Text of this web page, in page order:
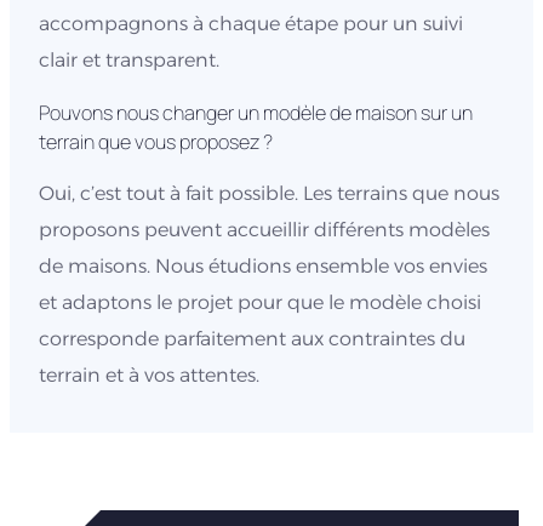
accompagnons à chaque étape pour un suivi
clair et transparent.
Pouvons nous changer un modèle de maison sur un
terrain que vous proposez ?
Oui, c’est tout à fait possible. Les terrains que nous
proposons peuvent accueillir différents modèles
de maisons. Nous étudions ensemble vos envies
et adaptons le projet pour que le modèle choisi
corresponde parfaitement aux contraintes du
terrain et à vos attentes.